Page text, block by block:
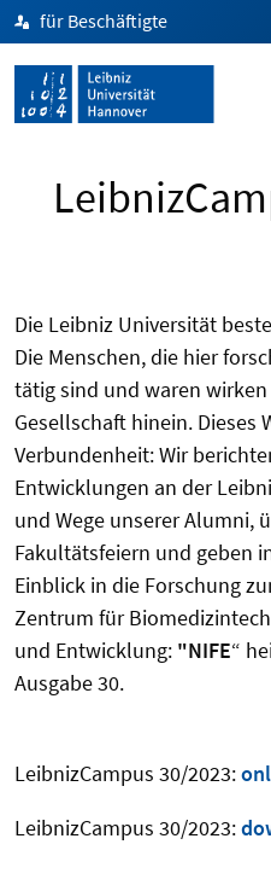
für Beschäftigte
Die Leibniz Universität
Die Menschen, die hier
tätig sind und waren
Gesellschaft hinein. Dieses
Verbundenheit: Wir
Entwicklungen an der
und Wege unsererAlumni,
Fakultätsfeiern und geben
Einblick in die Forschung
Zentrum für
und Entwicklung: "NIFE“
Ausgabe 30.
LeibnizCampus 30/2023:
LeibnizCampus 30/2023: